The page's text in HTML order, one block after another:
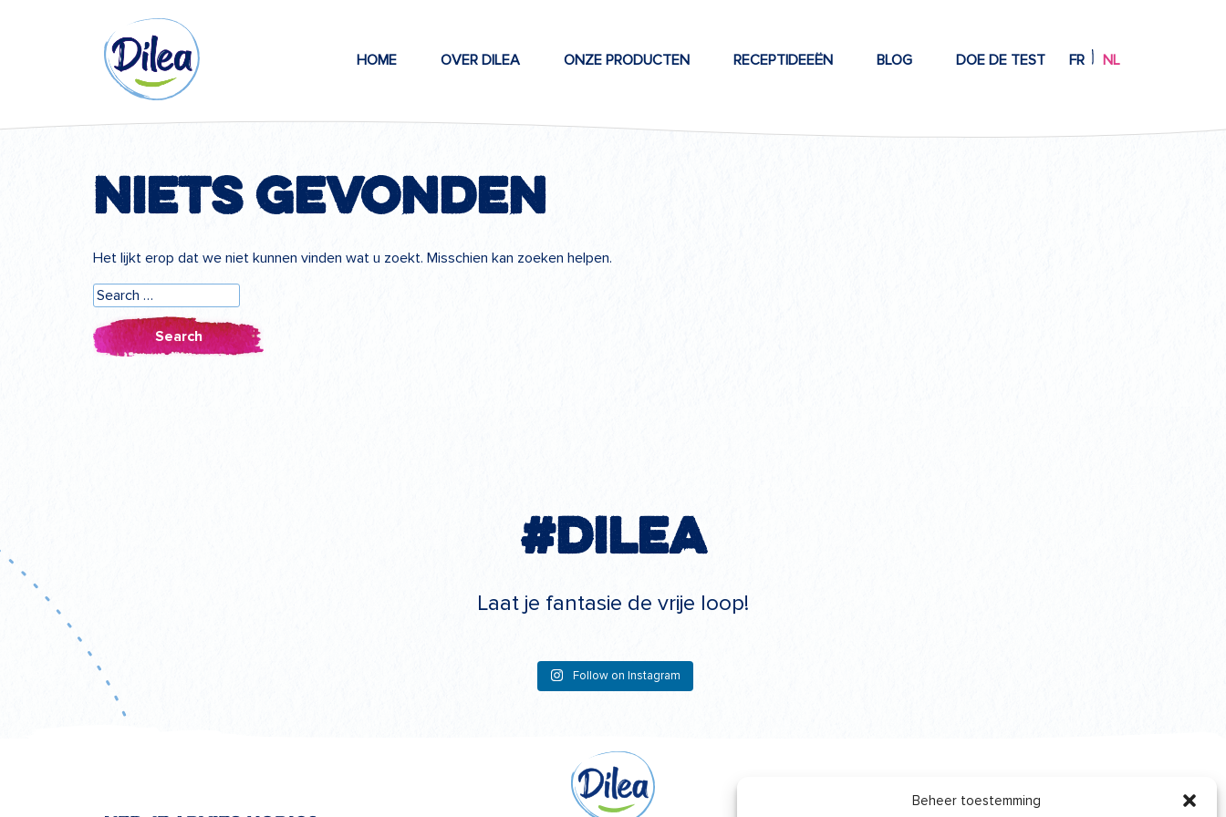
Beheer toestemming
Dilea
Zero
Lactose
HOME OVER DILEA ONZE PRODUCTEN RECEPTIDEEËN BLOG DOE DE TEST FR NL
Niets gevonden
Het lijkt erop dat we niet kunnen vinden wat u zoekt. Misschien kan zoeken helpen.
Search
#Dilea
Laat je fantasie de vrije loop!
Follow on Instagram